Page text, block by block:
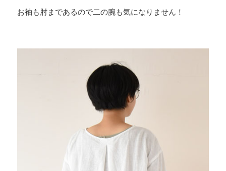
お袖も肘まであるので二の腕も気になりません！